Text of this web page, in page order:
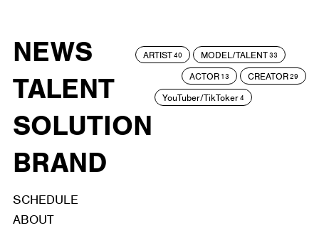
NEWS
TALENT
SOLUTION
BRAND
ARTIST40 MODEL/TALENT33
ACTOR 13 CREATOR29
YouTuber/TikToker4
SCHEDULE
ABOUT